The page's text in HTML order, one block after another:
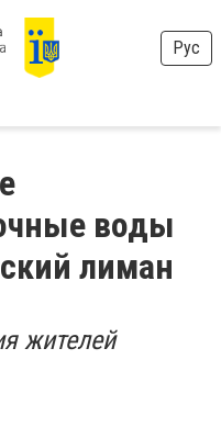
Рус
воды
лиман
жителей